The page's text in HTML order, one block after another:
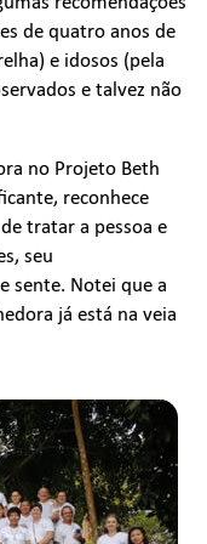
de quatro anos de
e idosos (pela
e talvez não
no Projeto Beth
reconhece
tratar a pessoa e
seu
sente. Notei que a
já está na veia